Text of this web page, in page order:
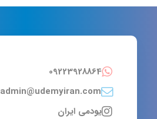
09223928864
admin@udemyiran.com
یودمی ایران